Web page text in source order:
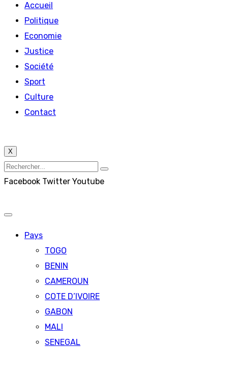
Accueil
Politique
Economie
Justice
Société
Sport
Culture
Contact
X
Facebook Twitter Youtube
Pays
TOGO
BENIN
CAMEROUN
COTE D’IVOIRE
GABON
MALI
SENEGAL